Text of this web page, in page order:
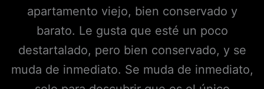
apartamento viejo, bien conservado y
barato. Le gusta que esté un poco
destartalado, pero bien conservado, y se
muda de inmediato. Se muda de inmediato,